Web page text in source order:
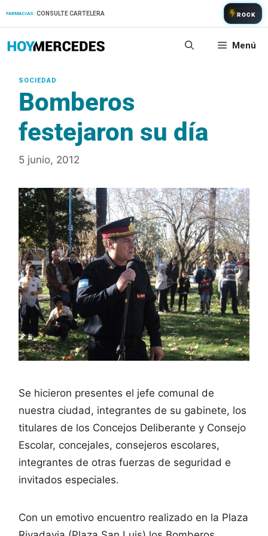
FARMACIAS: CONSULTE CARTELERA ROCK
Menú
Bomberos
festejaron su día
5 junio, 2012
Se hicieron presentes el jefe comunal de
nuestra ciudad, integrantes de su gabinete, los
titulares de los Concejos Deliberante y Consejo
Escolar, concejales, consejeros escolares,
integrantes de otras fuerzas de seguridad e
invitados especiales.
Con un emotivo encuentro realizado en la Plaza